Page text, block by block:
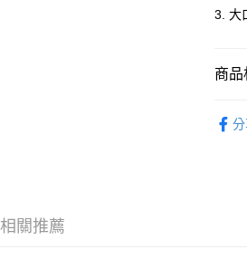
全家
付款
萊爾
3. 大
商品
相關推薦